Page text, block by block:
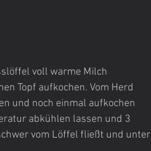
voll warme Milch
Topf aufkochen. Vom Herd
und noch einmal aufkochen
abkühlen lassen und 3
vom Löffel fließt und unter